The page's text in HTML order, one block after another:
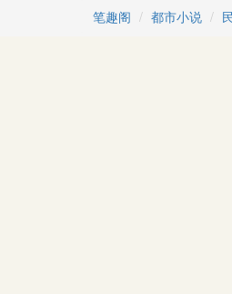
笔趣阁 都市小说